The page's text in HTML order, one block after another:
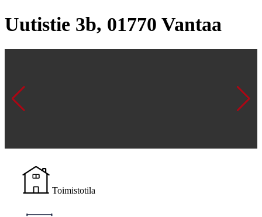
Uutistie 3b, 01770 Vantaa
Toimistotila